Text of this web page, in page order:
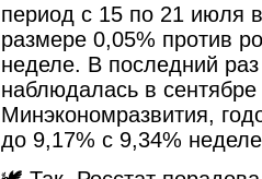
период с 15 по 21 июля
размере 0,05% против
неделе. В последний
наблюдалась в
Минэкономразвития,
до 9,17% с 9,34%